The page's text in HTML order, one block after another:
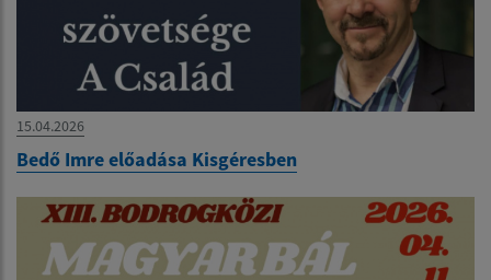
15.04.2026
Bedő Imre előadása Kisgéresben